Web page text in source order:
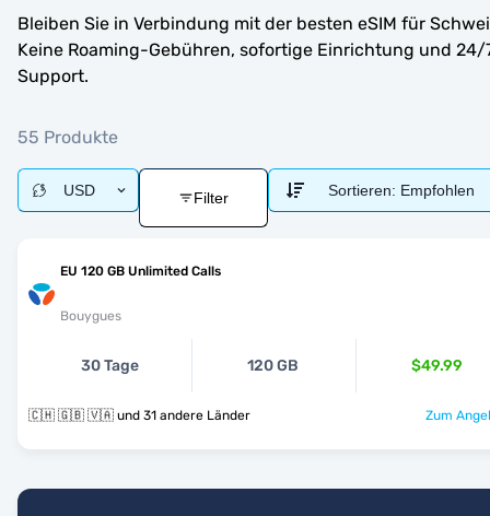
Bleiben Sie in Verbindung mit der besten eSIM für
Keine Roaming-Gebühren, sofortige Einrichtung und 24/
Support.
55 Produkte
USD Filter Sortieren: Empfohlen
EU 120 GB Unlimited Calls
Bouygues
30 Tage 120 GB $49.99
🇨🇭 🇬🇧 🇻🇦 und 31 andere Länder Zum